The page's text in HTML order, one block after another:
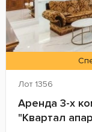
Лот 1356
Аренда 3-х
"Квартал